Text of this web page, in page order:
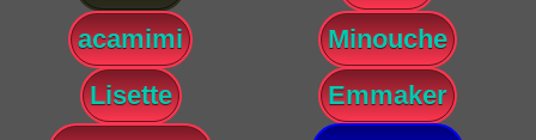
acamimi
Minouche
Lisette
Emmaker